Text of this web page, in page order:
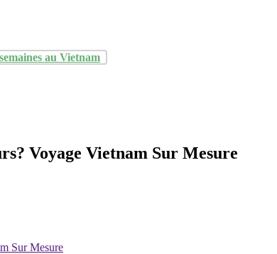
au Vietnam
Voyage Vietnam Sur Mesure
Sur Mesure